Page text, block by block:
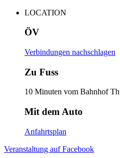
LOCATION
ÖV
Verbindungen nachschlagen
Zu Fuss
10 Minuten vom Bahnhof
Mit dem Auto
Anfahrtsplan
Veranstaltung auf Facebook